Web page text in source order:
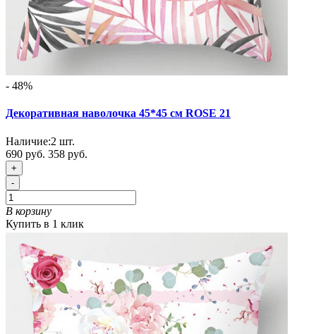
- 48%
Декоративная наволочка 45*45 см ROSE 21
Наличие:2 шт.
690 руб. 358 руб.
+
-
В корзину
Купить в 1 клик